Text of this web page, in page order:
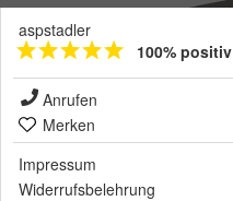
aspstadler
100% positiv
Anrufen
Merken
Impressum
Widerrufsbelehrung